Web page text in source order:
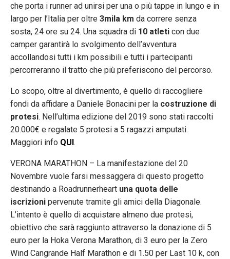
che porta i runner ad unirsi per una o più tappe in lungo e in
largo per l’Italia per oltre 3mila km da correre senza
sosta, 24 ore su 24. Una squadra di 10 atleti con due
camper garantirà lo svolgimento dell’avventura
accollandosi tutti i km possibili e tutti i partecipanti
percorreranno il tratto che più preferiscono del percorso.
Lo scopo, oltre al divertimento, è quello di raccogliere
fondi da affidare a Daniele Bonacini per la costruzione di
protesi. Nell’ultima edizione del 2019 sono stati raccolti
20.000€ e regalate 5 protesi a 5 ragazzi amputati.
Maggiori info QUI.
VERONA MARATHON – La manifestazione del 20
Novembre vuole farsi messaggera di questo progetto
destinando a Roadrunnerheart una quota delle
iscrizioni pervenute tramite gli amici della Diagonale.
L’intento è quello di acquistare almeno due protesi,
obiettivo che sarà raggiunto attraverso la donazione di 5
euro per la Hoka Verona Marathon, di 3 euro per la Zero
Wind Cangrande Half Marathon e di 1.50 per Last 10 k, con